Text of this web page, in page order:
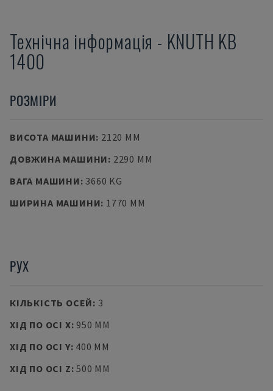
Технічна інформація - KNUTH KB
1400
РОЗМІРИ
ВИСОТА МАШИНИ: 2120 MM
ДОВЖИНА МАШИНИ: 2290 MM
ВАГА МАШИНИ: 3660 KG
ШИРИНА МАШИНИ: 1770 MM
РУХ
КІЛЬКІСТЬ ОСЕЙ: 3
ХІД ПО ОСІ X: 950 MM
ХІД ПО ОСІ Y: 400 MM
ХІД ПО ОСІ Z:500 MM